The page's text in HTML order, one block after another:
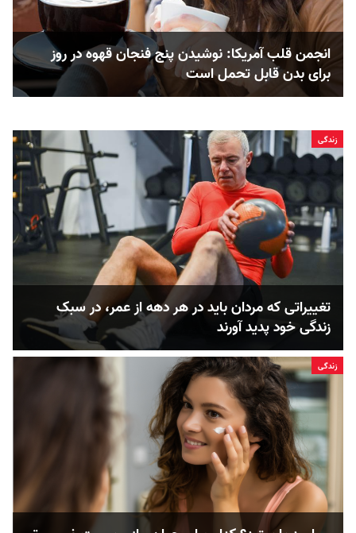
انجمن قلب آمریکا: نوشیدن پنج فنجان قهوه در روز
برای بدن قابل ‌تحمل است
زندگی
تغییراتی که مردان باید در هر دهه از عمر، در سبک
زندگی خود پدید آورند
زندگی